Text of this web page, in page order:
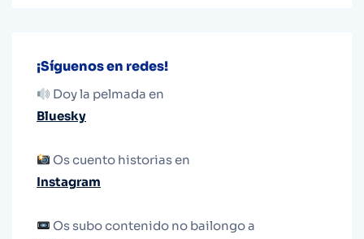
¡Síguenos en redes!
Doy la pelmada en
Bluesky
Os cuento historias en
Instagram
Os subo contenido no bailongo a